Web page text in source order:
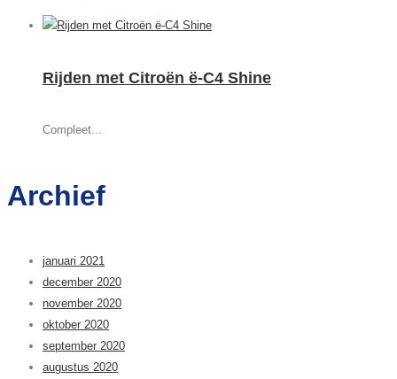
Rijden met Citroën ë-C4 Shine
Compleet...
Archief
januari 2021
december 2020
november 2020
oktober 2020
september 2020
augustus 2020